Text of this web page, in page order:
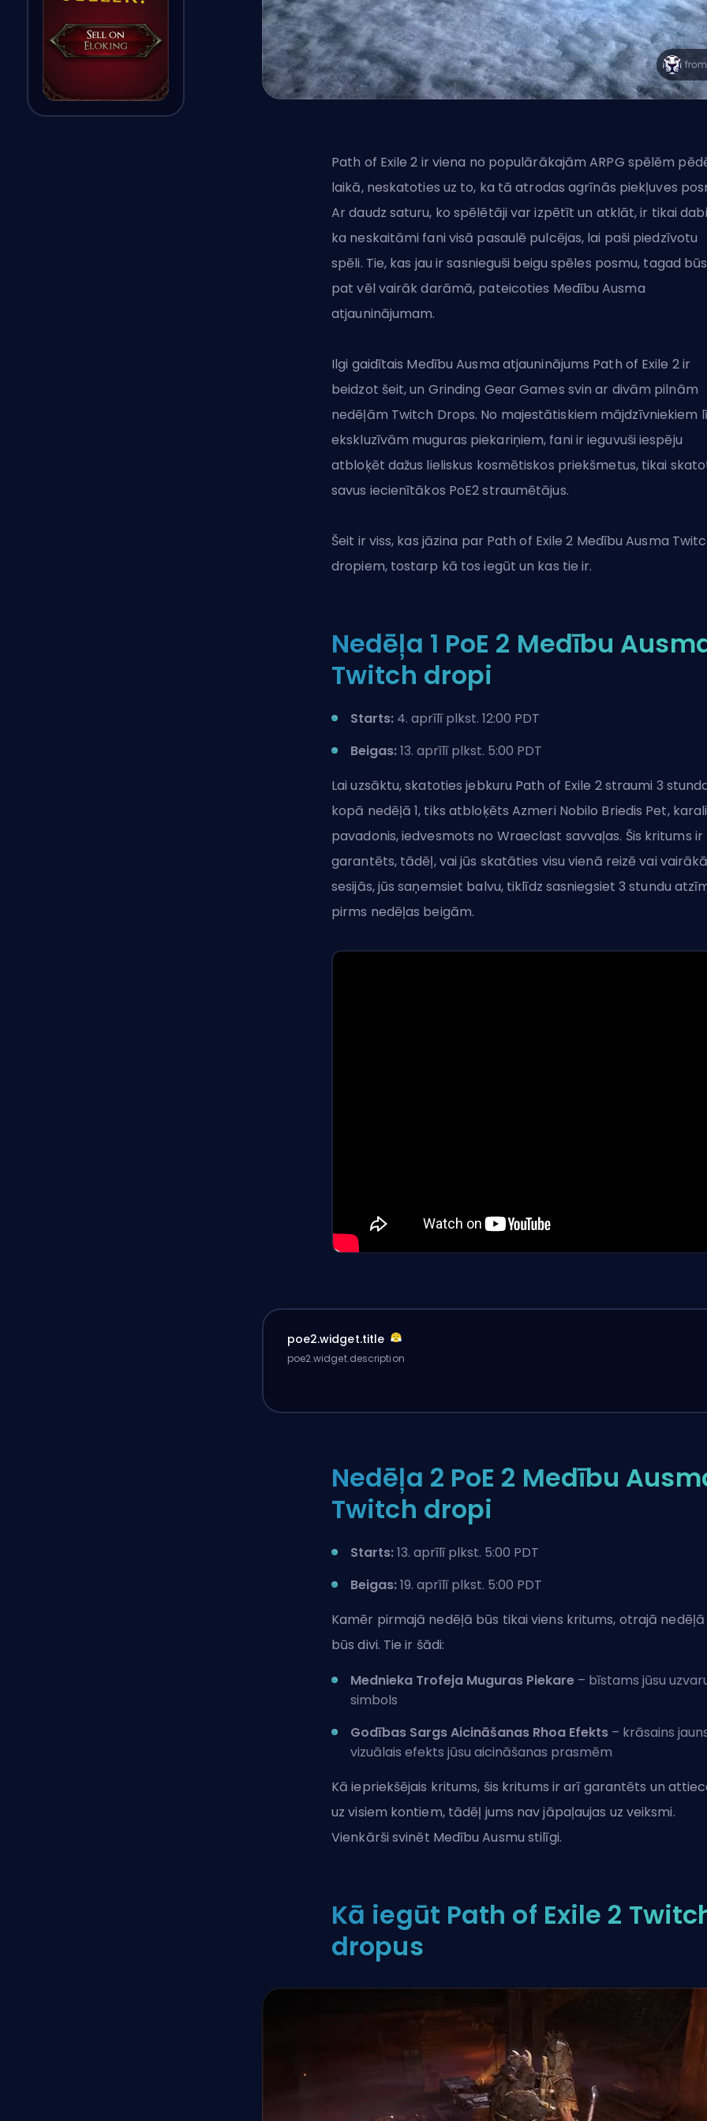
Path of Exile 2 ir viena no populārākajām ARPG spēlēm
laikā, neskatoties uz to, ka tā atrodas agrīnās piekļuves
Ar daudz saturu, ko spēlētāji var izpētīt un atklāt, ir tikai
ka neskaitāmi fani visā pasaulē pulcējas, lai paši piedzīvotu
spēli. Tie, kas jau ir sasnieguši beigu spēles posmu, tagad būs
pat vēl vairāk darāmā, pateicoties Medību Ausma
atjauninājumam.
Ilgi gaidītais Medību Ausma atjauninājums Path of Exile 2 ir
beidzot šeit, un Grinding Gear Games svin ar divām pilnām
nedēļām Twitch Drops. No majestātiskiem mājdzīvniekiem
ekskluzīvām muguras piekariņiem, fani ir ieguvuši iespēju
atbloķēt dažus lieliskus kosmētiskos priekšmetus, tikai
savus iecienītākos PoE2 straumētājus.
Šeit ir viss, kas jāzina par Path of Exile 2 Medību Ausma
dropiem, tostarp kā tos iegūt un kas tie ir.
Nedēļa 1 PoE 2 Medību
Twitch dropi
Starts: 4. aprīlī plkst. 12:00 PDT
Beigas:13. aprīlī plkst. 5:00 PDT
Lai uzsāktu, skatoties jebkuru Path of Exile 2 straumi 3
kopā nedēļā 1, tiks atbloķēts Azmeri Nobilo Briedis Pet,
pavadonis, iedvesmots no Wraeclast savvaļas. Šis kritums ir
garantēts, tādēļ, vai jūs skatāties visu vienā reizē vai
sesijās, jūs saņemsiet balvu, tiklīdz sasniegsiet 3 stundu
pirms nedēļas beigām.
poe2.widget.title
poe2.widget.description
Nedēļa 2 PoE 2 Medību
Twitch dropi
Starts:13. aprīlī plkst. 5:00 PDT
Beigas:19. aprīlī plkst. 5:00 PDT
Kamēr pirmajā nedēļā būs tikai viens kritums, otrajā nedēļā
būs divi. Tie ir šādi:
Mednieka Trofeja Muguras Piekare – bīstams jūsu
simbols
Godības Sargs Aicināšanas Rhoa Efekts – krāsains
vizuālais efekts jūsu aicināšanas prasmēm
Kā iepriekšējais kritums, šis kritums ir arī garantēts un
uz visiem kontiem, tādēļ jums nav jāpaļaujas uz veiksmi.
Vienkārši svinēt Medību Ausmu stilīgi.
Kā iegūt Path of Exile 2
dropus